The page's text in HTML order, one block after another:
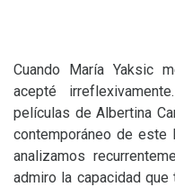
Cuando María Yaksic
acepté
películas de Albertina
contemporáneo de
analizamos
admiro la capacidad